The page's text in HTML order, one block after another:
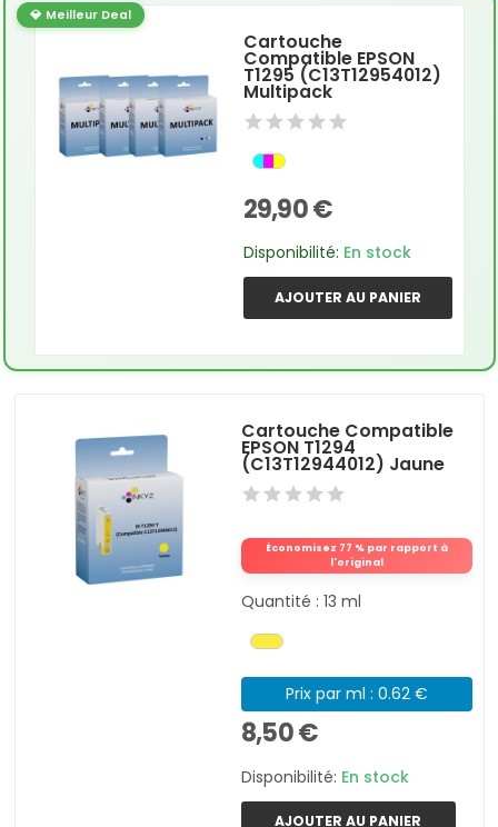
💎 Meilleur Deal
Cartouche
Compatible EPSON
T1295 (C13T12954012)
Multipack
29,90 €
Disponibilité: En stock
AJOUTER AU PANIER
Cartouche Compatible
EPSON T1294
(C13T12944012) Jaune
Économisez 77 % par rapport à
l'original
Quantité : 13 ml
Prix par ml : 0.62 €
8,50 €
Disponibilité: En stock
AJOUTER AU PANIER